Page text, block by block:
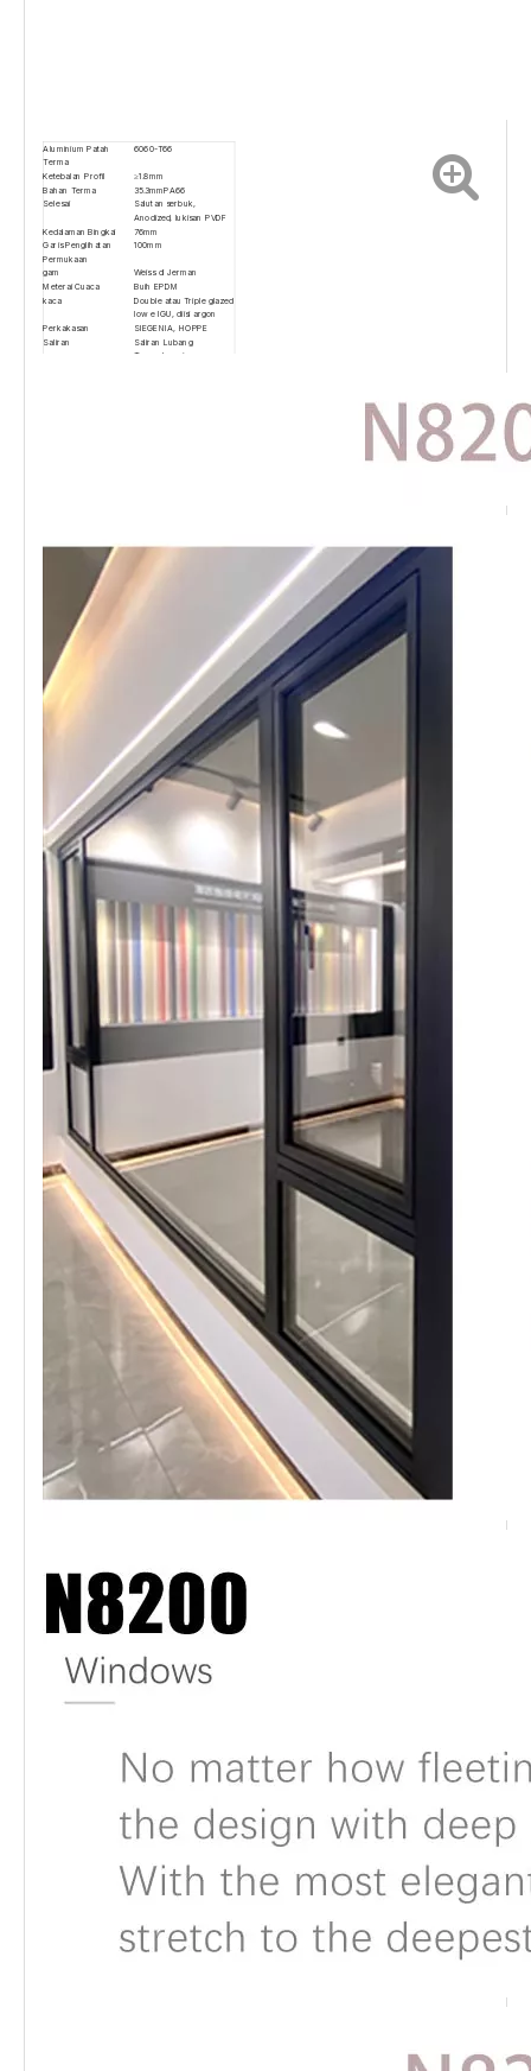
Aluminium Patah
Terma
6060-T66
Ketebalan Profil ≥1.8mm
Bahan Terma 35.3mmPA66
Selesai Salutan serbuk,
Anodized, lukisan PVDF
Kedalaman Bingkai
76mm
Garis Penglihatan
Permukaan
100mm
gam Weiss di Jerman
Meterai Cuaca
Buih EPDM
kaca
Double atau Triple glazed
low e IGU, diisi argon
Perkakasan SIEGENIA, HOPPE
Saliran Saliran Lubang
Tersembunyi